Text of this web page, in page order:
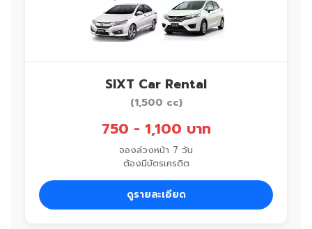
SIXT Car Rental
(1,500 cc)
750 - 1,100 บาท
จองล่วงหน้า 7 วัน
ต้องมีบัตรเครดิต
ดูรายละเอียด